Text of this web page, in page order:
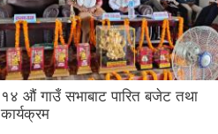
१४ औं गाउँ सभाबाट पारित बजेट तथा
कार्यक्रम